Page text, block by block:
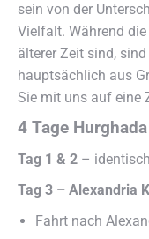
sein von der
Vielfalt. Während
älterer Zeit sind,
hauptsächlich aus
Sie mit uns auf eine
4 Tage
Tag 1 & 2 –
Tag 3 – Alexandria
Fahrt nach